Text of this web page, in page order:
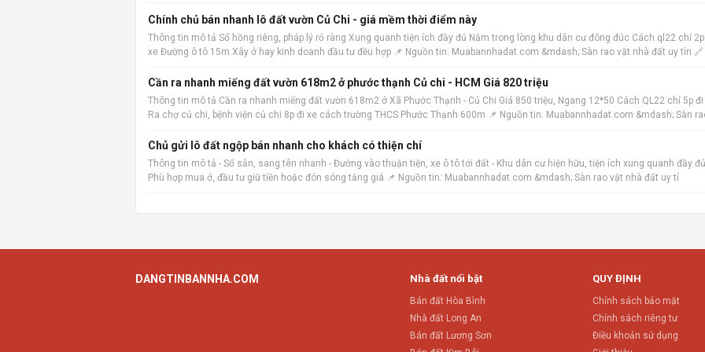
Chính chủ bán nhanh lô đất vườn Củ Chi - giá mềm thời điểm này
Thông tin mô tả Sổ hồng riêng, pháp lý rỏ ràng Xung quanh tiện ích đầy đủ Nằm trong lòng khu dân cư đông đúc Cách ql22 chỉ
xe Đường ô tô 15m Xây ở hay kinh doanh đầu tư đều hợp 📌 Nguồn tin: Muabannhadat.com &mdash; Sàn rao vặt nhà đất uy tín 🔗
Cần ra nhanh miếng đất vườn 618m2 ở phước thạnh Củ chi - HCM Giá 820 triệu
Thông tin mô tả Cần ra nhanh miếng đất vườn 618m2 ở Xã Phước Thạnh - Củ Chi Giá 850 triệu, Ngang 12*50 Cách QL22 chỉ 5p đi
Ra chợ củ chi, bệnh viện củ chi 8p đi xe cách trường THCS Phước Thạnh 600m 📌 Nguồn tin: Muabannhadat.com &mdash; Sàn
Chủ gửi lô đất ngộp bán nhanh cho khách có thiện chí
Thông tin mô tả - Sổ sẵn, sang tên nhanh - Đường vào thuận tiện, xe ô tô tới đất - Khu dân cư hiện hữu, tiện ích xung quanh đầy
Phù hợp mua ở, đầu tư giữ tiền hoặc đón sóng tăng giá 📌 Nguồn tin: Muabannhadat.com &mdash; Sàn rao vặt nhà đất uy tí
DANGTINBANNHA.COM Nhà đất nổi bật
Bán đất Hòa Bình
Nhà đất Long An
Bán đất Lương Sơn
QUY ĐỊNH
Chính sách bảo mật
Chính sách riêng tư
Điều khoản sử dụng